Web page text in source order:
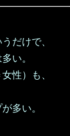
だけで、
い。
性）も、
多い。